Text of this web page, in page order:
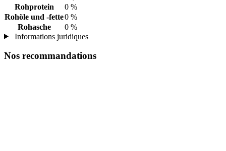
Rohprotein
0 %
Rohöle und -fette0 %
Rohasche
0 %
Informations juridiques
Nos recommandations